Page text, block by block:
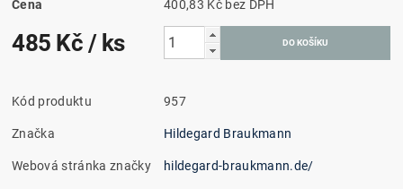
Cena 400,83 Kč bez DPH
485 Kč / ks
Kód produktu 957
Značka Hildegard Braukmann
Webová stránka značky hildegard-braukmann.de/